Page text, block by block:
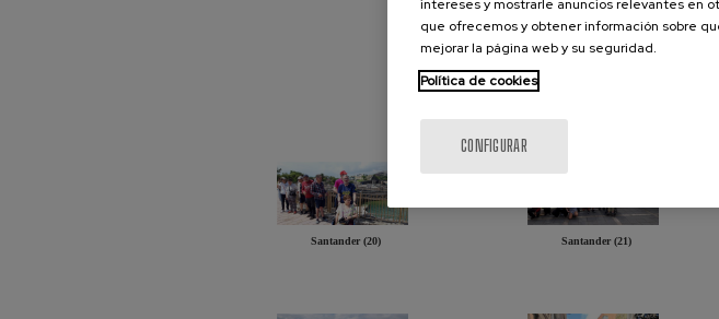
Santander (20) Santander (21)
intereses y mostrarle anuncios relevantes en
que ofrecemos y obtener información sobre
mejorar la página web y su seguridad.
Política de cookies
CONFIGURAR